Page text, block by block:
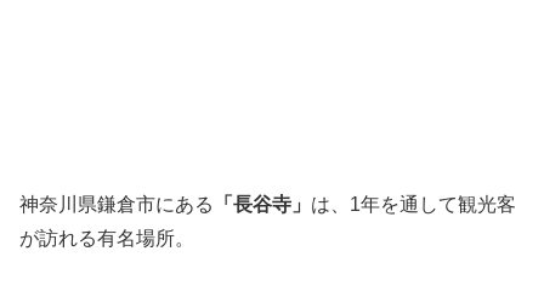
神奈川県鎌倉市にある 「長谷寺」 は、1年を通して観光客
が訪れる有名場所。